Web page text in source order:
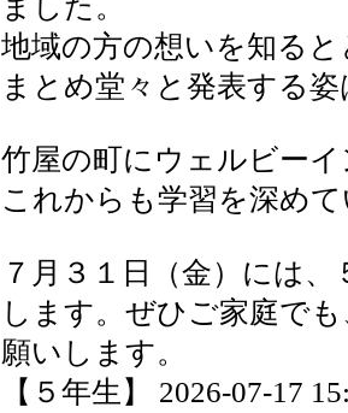
ました。
地域の方の想いを知る
まとめ堂々と発表する
竹屋の町にウェルビー
これからも学習を深め
７月３１日（金）には
します。ぜひご家庭で
願いします。
【５年生】 2026-07-17